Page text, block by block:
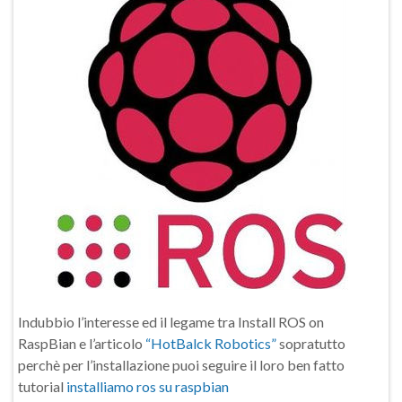
Indubbio l’interesse ed il legame tra Install ROS on
RaspBian e l’articolo “HotBalck Robotics”sopratutto
perchè per l’installazione puoi seguire il loro ben fatto
tutorial installiamo ros su raspbian